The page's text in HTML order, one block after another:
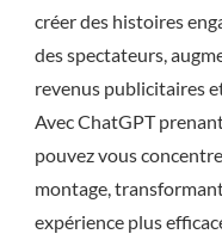
créer des histoires
des spectateurs,
revenus publicitaires
Avec ChatGPT
pouvez vous
montage,
expérience plus